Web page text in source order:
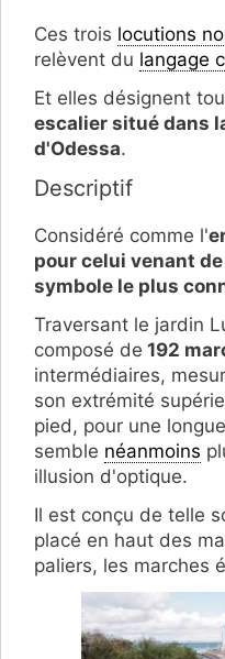
Ces trois locutions
relèvent du langage
Et elles désignent
escalier situé dans
d'Odessa.
Descriptif
Considéré comme l'
pour celui venant
symbole le plus
Traversant le jardin
composé de 192
intermédiaires,
son extrémité
pied, pour une
semble néanmoins
illusion d'optique.
Il est conçu de telle
placé en haut des
paliers, les marches